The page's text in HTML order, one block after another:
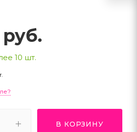
руб.
10 шт.
В КОРЗИНУ